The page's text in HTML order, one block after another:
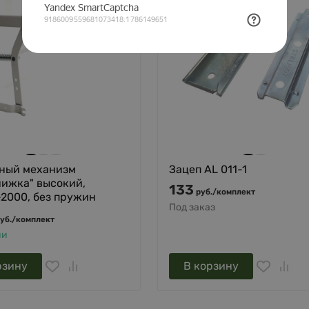
механизм
высокий,
без пружин
/комплект
Зацеп AL 011-1
133 руб./комплект
Под заказ
В корзину